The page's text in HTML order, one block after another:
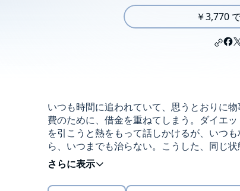
￥3,770
いつも時間に追われていて、思うとおりに
費のために、借金を重ねてしまう。ダイエ
を引こうと熱をもって話しかけるが、いつ
ら、いつまでも治らない。こうした、同じ
必ずしもその人の資質によらない、ある共
験・研究成果を応用し、期待の行動経済学
©- (P)2023 Hayakawa Publishing Inc.